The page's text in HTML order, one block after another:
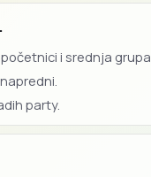
početnici i srednja grupa.
napredni.
party.